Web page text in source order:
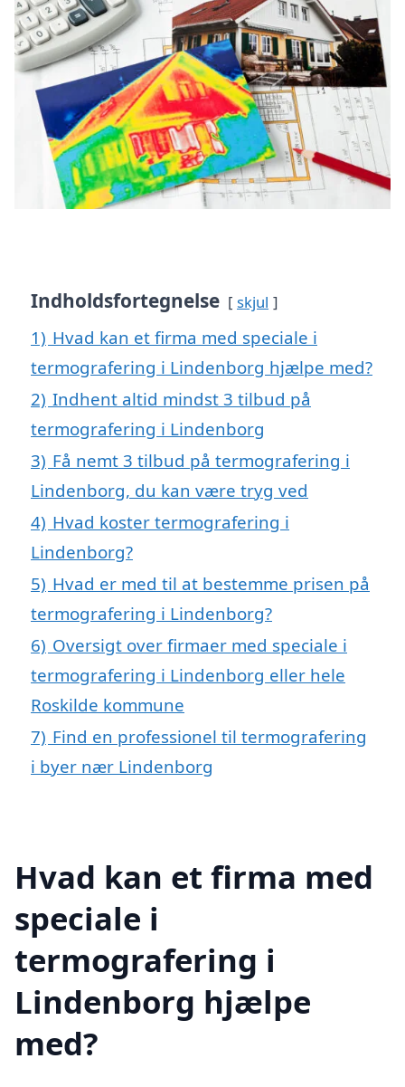
Indholdsfortegnelse skjul
1) Hvad kan et firma med speciale i
termografering i Lindenborg hjælpe med?
2) Indhent altid mindst 3 tilbud på
termografering i Lindenborg
3) Få nemt 3 tilbud på termografering i
Lindenborg, du kan være tryg ved
4) Hvad koster termografering i
Lindenborg?
5) Hvad er med til at bestemme prisen på
termografering i Lindenborg?
6) Oversigt over firmaer med speciale i
termografering i Lindenborg eller hele
Roskilde kommune
7) Find en professionel til termografering
i byer nær Lindenborg
Hvad kan et firma med
speciale i
termografering i
Lindenborg hjælpe
med?